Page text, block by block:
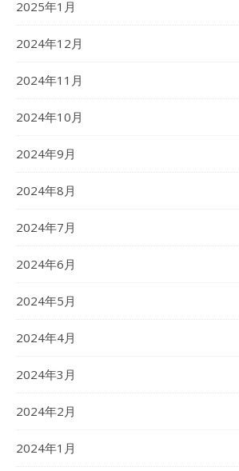
2025年1月
2024年12月
2024年11月
2024年10月
2024年9月
2024年8月
2024年7月
2024年6月
2024年5月
2024年4月
2024年3月
2024年2月
2024年1月